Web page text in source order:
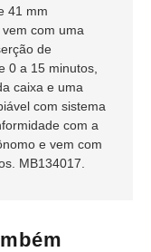
41 mm
com uma
de
0 a 15 minutos,
caixa e uma
com sistema
com a
e vem com
MB134017.